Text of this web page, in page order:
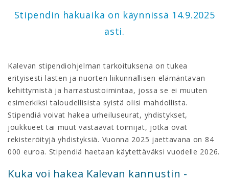
Stipendin hakuaika on käynnissä 14.9.2025
asti.
Kalevan stipendiohjelman tarkoituksena on tukea
erityisesti lasten ja nuorten liikunnallisen elämäntavan
kehittymistä ja harrastustoimintaa, jossa se ei muuten
esimerkiksi taloudellisista syistä olisi mahdollista.
Stipendiä voivat hakea urheiluseurat, yhdistykset,
joukkueet tai muut vastaavat toimijat, jotka ovat
rekisteröityjä yhdistyksiä. Vuonna 2025 jaettavana on 84
000 euroa. Stipendiä haetaan käytettäväksi vuodelle 2026.
Kuka voi hakea Kalevan kannustin -